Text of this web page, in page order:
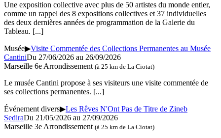
Une exposition collective avec plus de 50 artistes du monde entier,
comme un rappel des 8 expositions collectives et 37 individuelles
des deux dernières années de programmation de la Galerie du
Tableau. [...]
Musée▶Visite Commentée des Collections Permanentes au Musée
CantiniDu 27/06/2026 au 26/09/2026
Marseille 6e Arrondissement (à 25 km de La Ciotat)
Le musée Cantini propose à ses visiteurs une visite commentée de
ses collections permanentes. [...]
Événement divers▶Les Rêves N'Ont Pas de Titre de Zineb
SediraDu 21/05/2026 au 27/09/2026
Marseille 3e Arrondissement (à 25 km de La Ciotat)